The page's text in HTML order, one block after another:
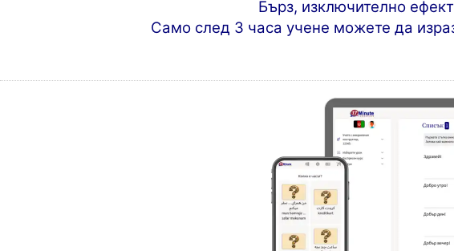
Бърз, изключително
Само след 3 часа учене можете да